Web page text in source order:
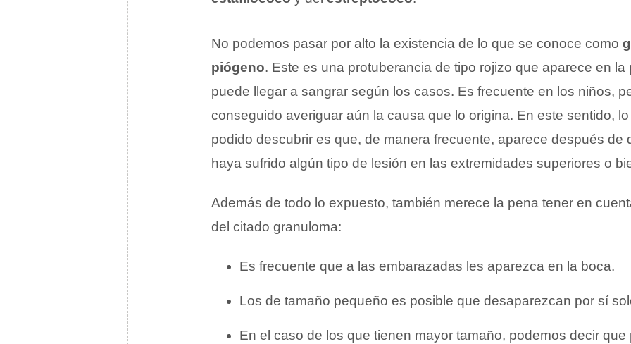
No podemos pasar por alto la existencia de lo que se conoce como
piógeno. Este es una protuberancia de tipo rojizo que aparece en la
puede llegar a sangrar según los casos. Es frecuente en los niños,
conseguido averiguar aún la causa que lo origina. En este sentido,
podido descubrir es que, de manera frecuente, aparece después de
haya sufrido algún tipo de lesión en las extremidades superiores o
Además de todo lo expuesto, también merece la pena tener en
del citado granuloma:
Es frecuente que a las embarazadas les aparezca en la boca.
Los de tamaño pequeño es posible que desaparezcan por sí
En el caso de los que tienen mayor tamaño, podemos decir